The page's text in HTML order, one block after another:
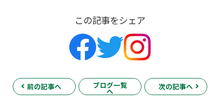
この記事をシェア
前の記事へ ブログ一覧
へ
次の記事へ